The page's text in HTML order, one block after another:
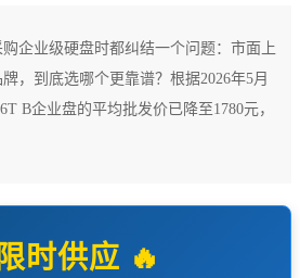
企业级硬盘时都纠结一个问题：市面上
，到底选哪个更靠谱？根据2026年5月
B企业盘的平均批发价已降至1780元，
时供应 🔥